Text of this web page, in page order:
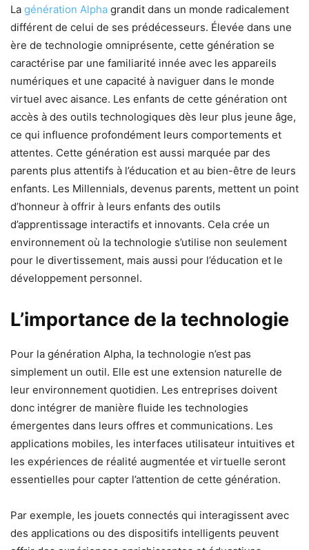
La génération Alpha grandit dans un monde radicalement
différent de celui de ses prédécesseurs. Élevée dans une
ère de technologie omniprésente, cette génération se
caractérise par une familiarité innée avec les appareils
numériques et une capacité à naviguer dans le monde
virtuel avec aisance. Les enfants de cette génération ont
accès à des outils technologiques dès leur plus jeune âge,
ce qui influence profondément leurs comportements et
attentes. Cette génération est aussi marquée par des
parents plus attentifs à l’éducation et au bien-être de leurs
enfants. Les Millennials, devenus parents, mettent un point
d’honneur à offrir à leurs enfants des outils
d’apprentissage interactifs et innovants. Cela crée un
environnement où la technologie s’utilise non seulement
pour le divertissement, mais aussi pour l’éducation et le
développement personnel.
L’importance de la technologie
Pour la génération Alpha, la technologie n’est pas
simplement un outil. Elle est une extension naturelle de
leur environnement quotidien. Les entreprises doivent
donc intégrer de manière fluide les technologies
émergentes dans leurs offres et communications. Les
applications mobiles, les interfaces utilisateur intuitives et
les expériences de réalité augmentée et virtuelle seront
essentielles pour capter l’attention de cette génération.
Par exemple, les jouets connectés qui interagissent avec
des applications ou des dispositifs intelligents peuvent